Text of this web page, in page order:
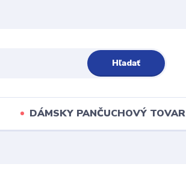
Hľadať
DÁMSKY PANČUCHOVÝ TOVAR